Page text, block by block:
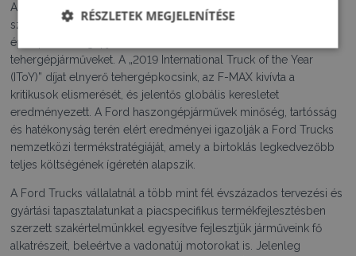
A Ford egyetlen nehéz haszongépjármű márkája, a Ford Trucks
számos járművet gyárt, többek között nyerges vontatókat,
építőipari tehergépjárműveket és 16 tonna feletti
tehergépjárműveket. A „2019 International Truck of the Year
(IToY)” díjat elnyerő tehergépkocsink, az F-MAX kivívta a
kritikusok elismerését, és jelentős globális keresletet
eredményezett. A Ford haszongépjárművek minőség, tartósság
és hatékonyság terén elért eredményei igazolják a Ford Trucks
nemzetközi termékstratégiáját, amely a birtoklás legkedvezőbb
teljes költségének ígéretén alapszik.
A Ford Trucks vállalatnál a több mint fél évszázados tervezési és
gyártási tapasztalatunkat a piacspecifikus termékfejlesztésben
szerzett szakértelmünkkel egyesítve fejlesztjük járműveink fő
alkatrészeit, beleértve a vadonatúj motorokat is. Jelenleg
RÉSZLETEK MEGJELENÍTÉSE